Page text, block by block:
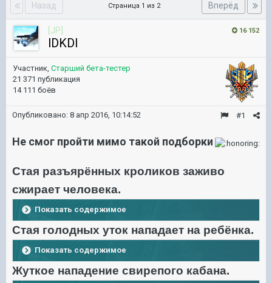
Назад Вперёд
Страница 1 из 2
16 152
[JP]
lDKDl
Участник, Старший бета-тестер
21 371 публикация
14 111 боёв
#1
Опубликовано: 8 апр 2016, 10:14:52
Не смог пройти мимо такой подборки
Стая разъярённых кроликов заживо
сжирает человека.
Показать содержимое
Стая голодных уток нападает на ребёнка.
Показать содержимое
Жуткое нападение свирепого кабана.